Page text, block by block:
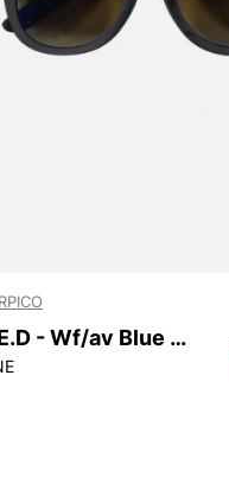
L.E.D - Wf/av Blue Mirror